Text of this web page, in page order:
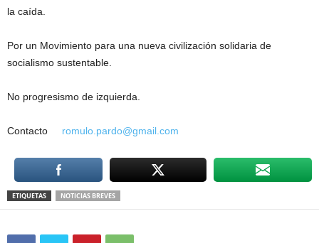
la caída.
Por un Movimiento para una nueva civilización solidaria de
socialismo sustentable.
No progresismo de izquierda.
Contacto romulo.pardo@gmail.com
ETIQUETAS NOTICIAS BREVES